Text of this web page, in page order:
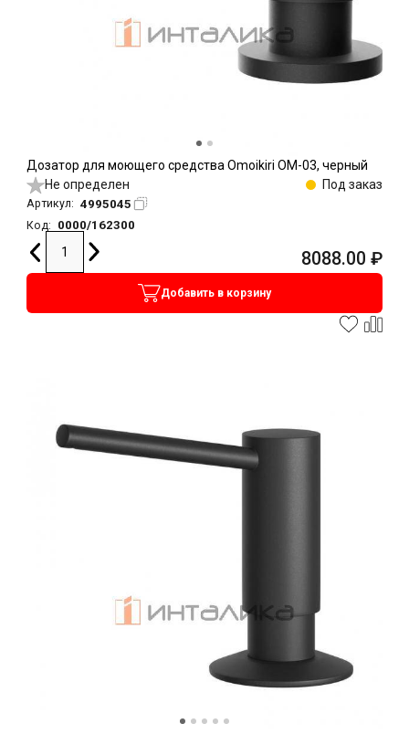
Дозатор для моющего средства Omoikiri OM-03, черный
Не определен
Под заказ
Артикул: 4995045
Код: 0000/162300
8088.00 ₽
Добавить в корзину